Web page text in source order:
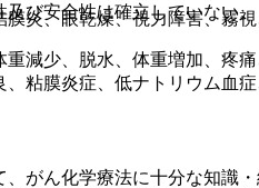
炎、眼乾燥、視力障害、霧
減少、脱水、体重増加、疼
粘膜炎症、低ナトリウム血症
がん化学療法に十分な知識
び安全性は確立していない。